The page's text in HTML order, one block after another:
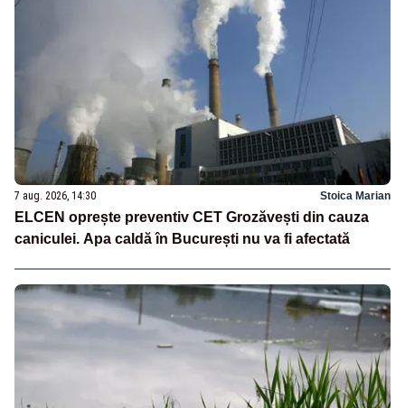
7 aug. 2026, 14:30 Stoica Marian
ELCEN oprește preventiv CET Grozăvești din cauza
caniculei. Apa caldă în București nu va fi afectată